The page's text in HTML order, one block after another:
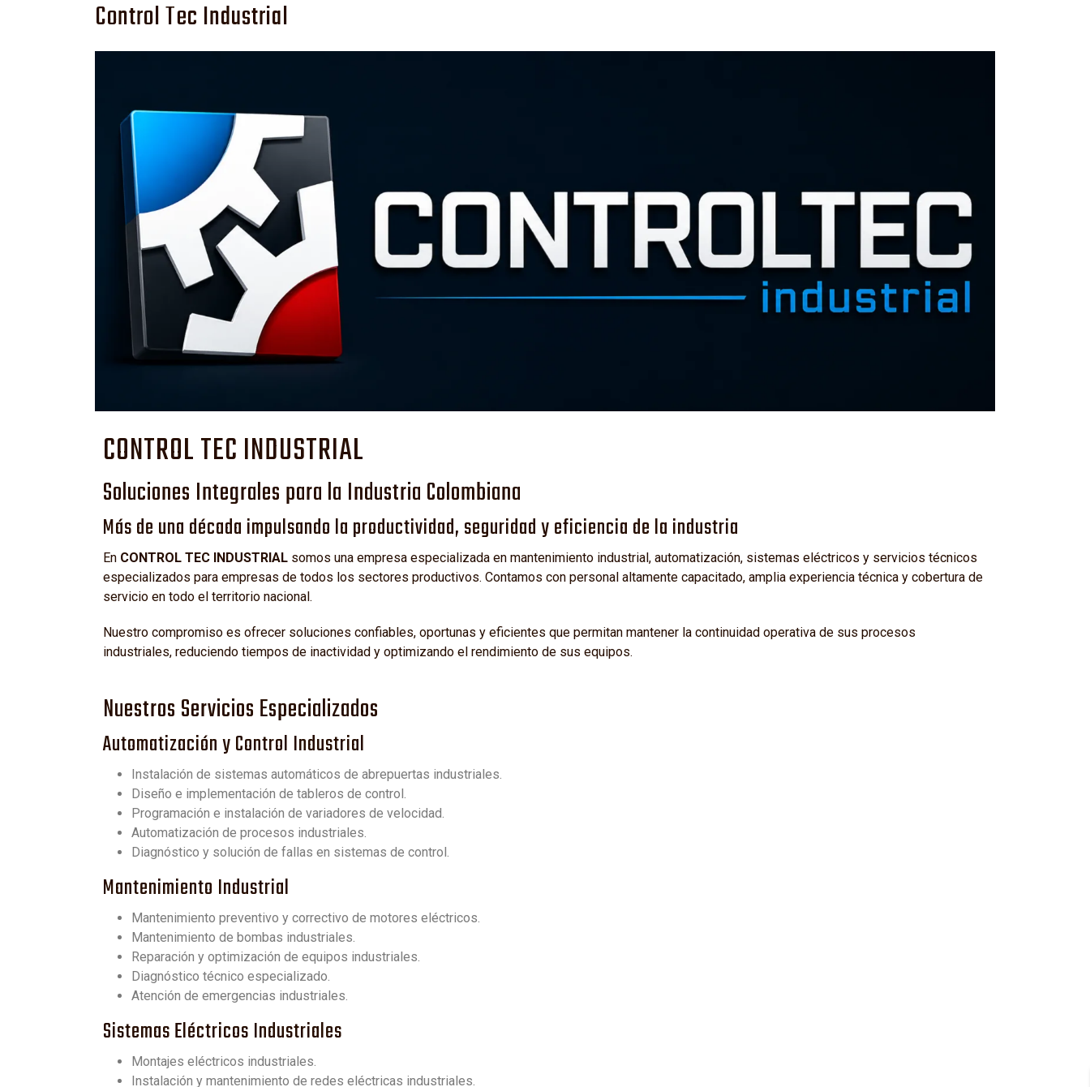
Control Tec Industrial
CONTROL TEC INDUSTRIAL
Soluciones Integrales para la Industria Colombiana
Más de una década impulsando la productividad, seguridad y eficiencia de la industria
En CONTROL TEC INDUSTRIAL somos una empresa especializada en mantenimiento industrial, automatización, sistemas eléctricos y servicios técnicos
especializados para empresas de todos los sectores productivos. Contamos con personal altamente capacitado, amplia experiencia técnica y cobertura de
servicio en todo el territorio nacional.
Nuestro compromiso es ofrecer soluciones confiables, oportunas y eficientes que permitan mantener la continuidad operativa de sus procesos
industriales, reduciendo tiempos de inactividad y optimizando el rendimiento de sus equipos.
Nuestros Servicios Especializados
Automatización y Control Industrial
Instalación de sistemas automáticos de abrepuertas industriales.
Diseño e implementación de tableros de control.
Programación e instalación de variadores de velocidad.
Automatización de procesos industriales.
Diagnóstico y solución de fallas en sistemas de control.
Mantenimiento Industrial
Mantenimiento preventivo y correctivo de motores eléctricos.
Mantenimiento de bombas industriales.
Reparación y optimización de equipos industriales.
Diagnóstico técnico especializado.
Atención de emergencias industriales.
Sistemas Eléctricos Industriales
Montajes eléctricos industriales.
Instalación y mantenimiento de redes eléctricas industriales.